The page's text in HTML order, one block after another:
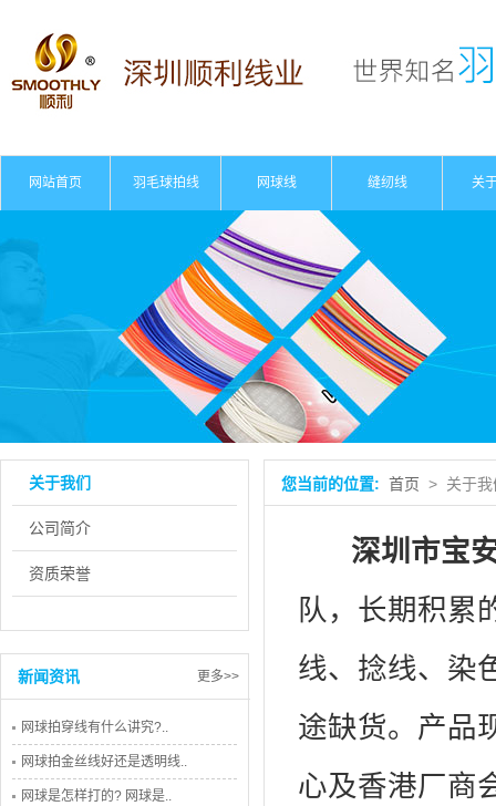
网站首页 羽毛球拍线 网球线 缝纫线 关
关于我们
公司简介
资质荣誉
新闻资讯 更多>>
网球拍穿线有什么讲究?..
网球拍金丝线好还是透明线..
网球是怎样打的? 网球是..
您当前的位置: 首页 > 关于我
深圳市宝
队，长期积累
线、捻线、染
途缺货。产品
心及香港厂商